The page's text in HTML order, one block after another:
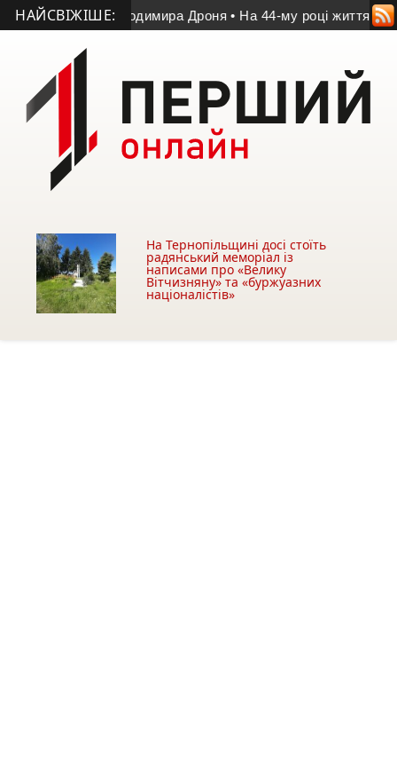
НАЙСВІЖІШЕ:
пам’яті Володимира Дроня • На 44-му році життя помер
На Тернопільщині досі стоїть
радянський меморіал із
написами про «Велику
Вітчизняну» та «буржуазних
націоналістів»